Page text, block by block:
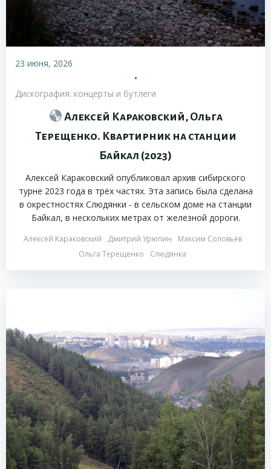
23 июня, 2026
•
Дискография: концерты и бутлеги
Алексей Караковский, Ольга
Терещенко. Квартирник на станции
Байкал (2023)
Алексей Караковский опубликовал архив сибирского
турне 2023 года в трёх частях. Эта запись была сделана
в окрестностях Слюдянки - в сельском доме на станции
Байкал, в нескольких метрах от железной дороги.
Алексей Караковский Дмитрий Урюпин
Максим Соловьёв
Ольга Терещенко
Слюдянка